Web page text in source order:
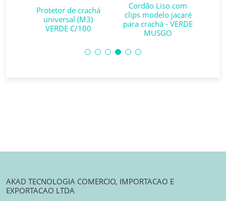
Protetor de crachá
universal (M3)
VERDE C/100
Cordão Liso com
clips modelo jacaré
para crachá - VERDE
MUSGO
AKAD TECNOLOGIA COMERCIO, IMPORTACAO E
EXPORTACAO LTDA